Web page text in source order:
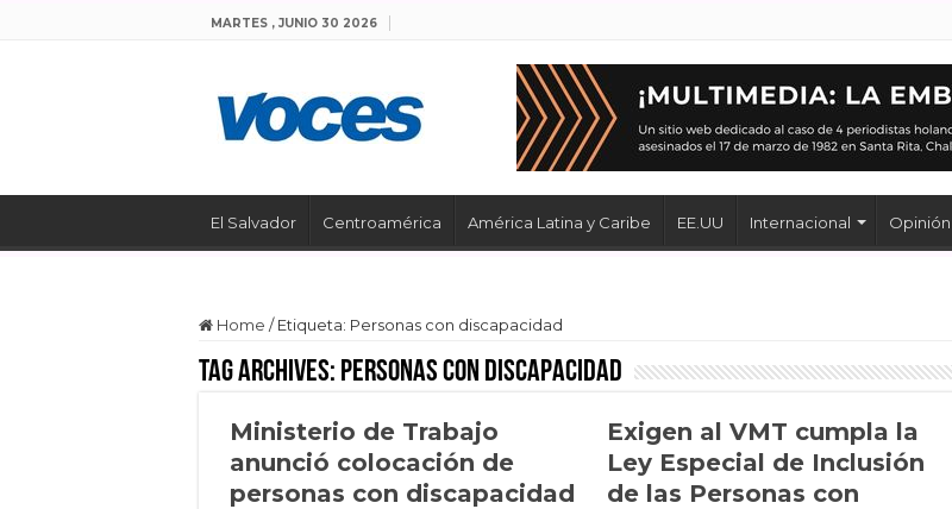
MARTES , JUNIO 30 2026
El Salvador Centroamérica América Latina y Caribe EE.UU Internacional Opinión
Home / Etiqueta: Personas con discapacidad
Tag Archives: Personas con discapacidad
Ministerio de Trabajo
anunció colocación de
personas con discapacidad
Exigen al VMT cumpla la
Ley Especial de Inclusión
de las Personas con